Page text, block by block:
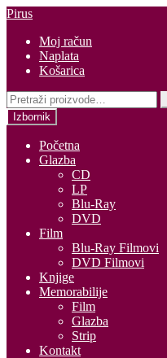
Preskoči
navigaciju
Skoči
sadržaja
Pirus
Moj račun
Naplata
Košarica
Pretraži:
Izbornik
Početna
Glazba
CD
LP
Blu-Ray
DVD
Film
Blu-Ray Filmovi
DVD Filmovi
Knjige
Memorabilije
Film
Glazba
Strip
Kontakt